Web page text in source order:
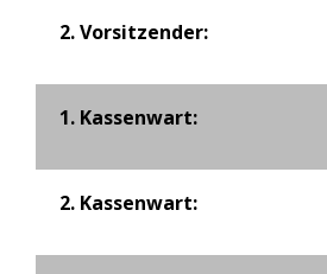
2. Vorsitzender:
1. Kassenwart:
2. Kassenwart: